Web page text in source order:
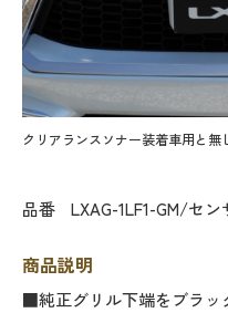
クリアランスソナー装着車用と無
品番 LXAG-1LF1-GM/セン
商品説明
■純正グリル下端をブラッ